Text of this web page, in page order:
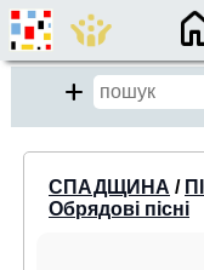
×
Add
close
СПАДЩИНА /
Обрядові пісні